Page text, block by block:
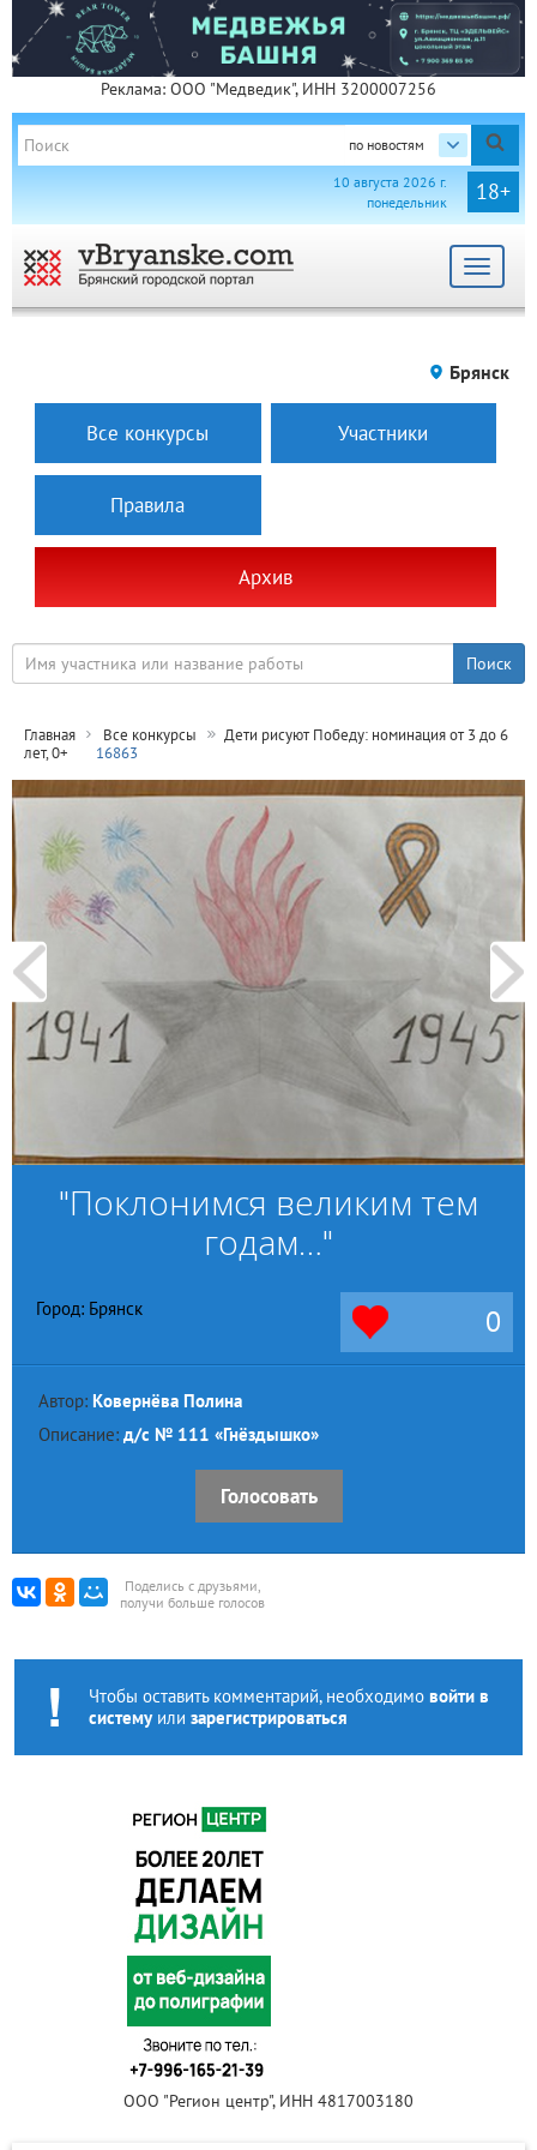
Реклама: ООО "Медведик", ИНН 3200007256
по новостям
18+
10 августа 2026 г.
понедельник
Toggle
Брянск
Все конкурсы Участники
Правила
Архив
Главная Все конкурсы
Дети рисуют Победу: номинация от 3 до 6
лет, 0+
16863
"Поклонимся великим тем
годам…"
Город: Брянск 0
Автор: Ковернёва Полина
Описание: д/с № 111 «Гнёздышко»
Голосовать
Поделись с друзьями,
получи больше голосов
Чтобы оставить комментарий, необходимо войти в
системуили зарегистрироваться
ООО "Регион центр", ИНН 4817003180